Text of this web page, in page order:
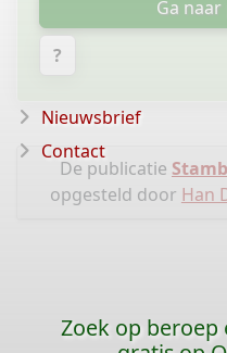
Ga
?
De publicatie
opgesteld door Han
Nieuwsbrief
Contact
Zoek op beroep